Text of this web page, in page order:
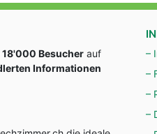
18'000 Besucher auf
Informationen
–
–
–
–